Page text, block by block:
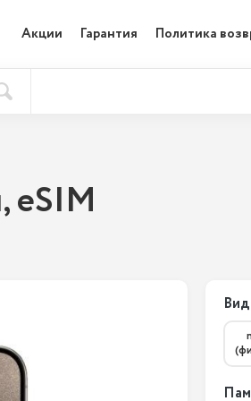
Акции Гарантия Политика
eSIM